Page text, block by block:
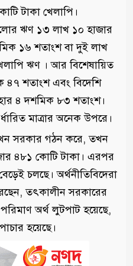
টাকা খেলাপি।
ঋণ ১৩ লাখ ১০ হাজার
১৬ শতাংশ বা দুই লাখ
ঋণ । আর বিশেষায়িত
শতাংশ এবং বিদেশি
৪ দশমিক ৮৩ শতাংশ।
মাত্রার অনেক উপরে।
সরকার গঠন করে, তখন
৪৮১ কোটি টাকা। এরপর
চলছে। অর্থনীতিবিদেরা
তৎকালীন সরকারের
অর্থ লুটপাট হয়েছে,
হয়েছে।